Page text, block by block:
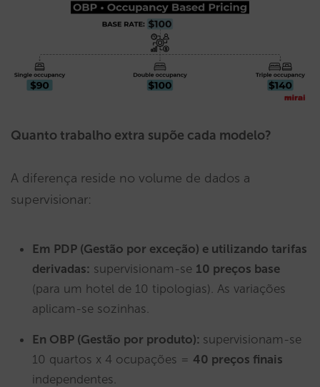
Quanto trabalho extra supõe cada modelo?
A diferença reside no volume de dados a
supervisionar:
Em PDP (Gestão por exceção) e utilizando tarifas
derivadas: supervisionam-se 10 preços base
(para um hotel de 10 tipologias). As variações
aplicam-se sozinhas.
En OBP (Gestão por produto): supervisionam-se
10 quartos x 4 ocupações = 40 preços finais
independentes.